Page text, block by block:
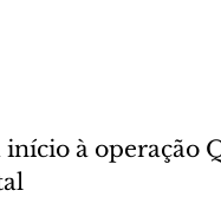
à operação